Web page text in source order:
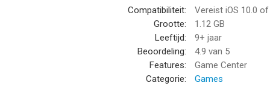
iCLOUD & GAMECENTER SUPPORTED
Share your progress between multiple devices
MULTI LANGUAGE SUPPORT
Available in English, French, Italian, German,
Compatibiliteit:
Vereist iOS 10.0
Grootte:
1.12 GB
Leeftijd:
9+ jaar
Beoordeling:
4.9 van 5
Features:
Game Center
Categorie:
Games